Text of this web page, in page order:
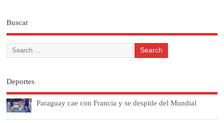
Buscar
Deportes
Paraguay cae con Francia y se despide del Mundial